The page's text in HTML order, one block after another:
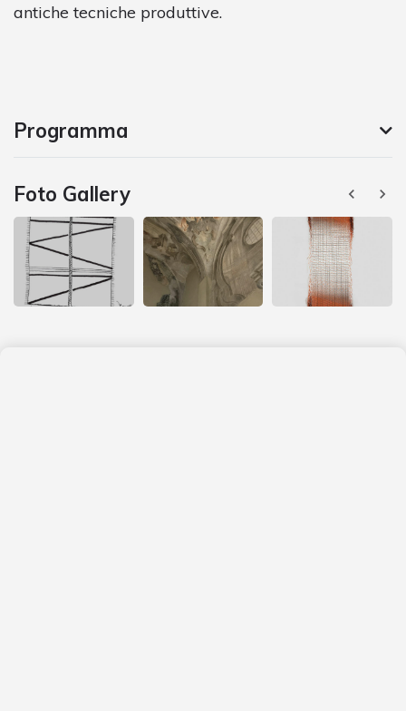
antiche tecniche produttive.
Programma
Foto Gallery